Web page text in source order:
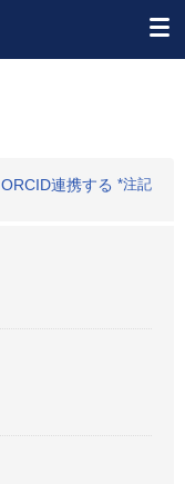
ORCID連携する *注記